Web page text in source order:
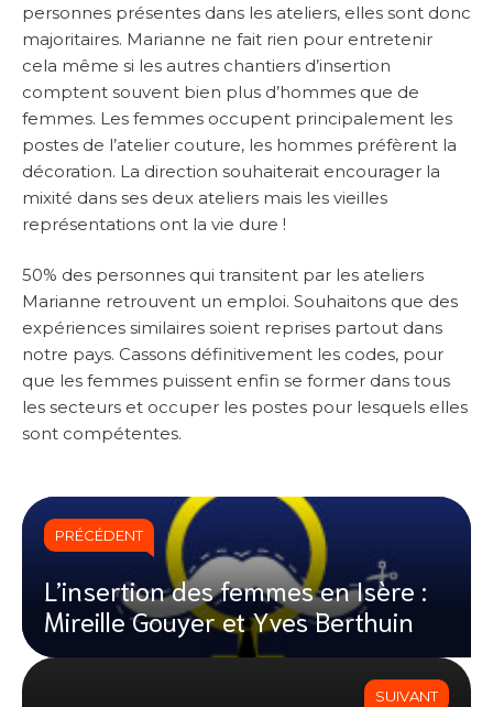
personnes présentes dans les ateliers, elles sont donc
majoritaires. Marianne ne fait rien pour entretenir
cela même si les autres chantiers d’insertion
comptent souvent bien plus d’hommes que de
femmes. Les femmes occupent principalement les
postes de l’atelier couture, les hommes préfèrent la
décoration. La direction souhaiterait encourager la
mixité dans ses deux ateliers mais les vieilles
représentations ont la vie dure !
50% des personnes qui transitent par les ateliers
Marianne retrouvent un emploi. Souhaitons que des
expériences similaires soient reprises partout dans
notre pays. Cassons définitivement les codes, pour
que les femmes puissent enfin se former dans tous
les secteurs et occuper les postes pour lesquels elles
sont compétentes.
PRÉCÉDENT
L’insertion des femmes en Isère :
Mireille Gouyer et Yves Berthuin
SUIVANT